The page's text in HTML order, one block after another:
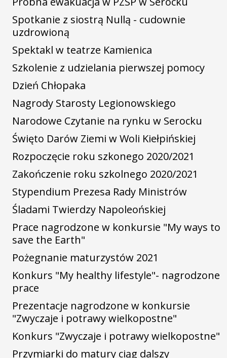
Spotkanie z siostrą Nullą - cudownie
uzdrowioną
Spektakl w teatrze Kamienica
Szkolenie z udzielania pierwszej pomocy
Dzień Chłopaka
Nagrody Starosty Legionowskiego
Narodowe Czytanie na rynku w Serocku
Święto Darów Ziemi w Woli Kiełpińskiej
Rozpoczęcie roku szkonego 2020/2021
Zakończenie roku szkolnego 2020/2021
Stypendium Prezesa Rady Ministrów
Śladami Twierdzy Napoleońskiej
Prace nagrodzone w konkursie "My ways to
save the Earth"
Pożegnanie maturzystów 2021
Konkurs "My healthy lifestyle"- nagrodzone
prace
Prezentacje nagrodzone w konkursie
"Zwyczaje i potrawy wielkopostne"
Konkurs "Zwyczaje i potrawy wielkopostne"
Przymiarki do matury ciąg dalszy